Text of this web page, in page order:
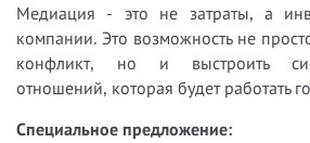
Медиация - это не затраты, а
компании. Это возможность не
конфликт, но и выстроить
отношений, которая будет работать
Специальное предложение: